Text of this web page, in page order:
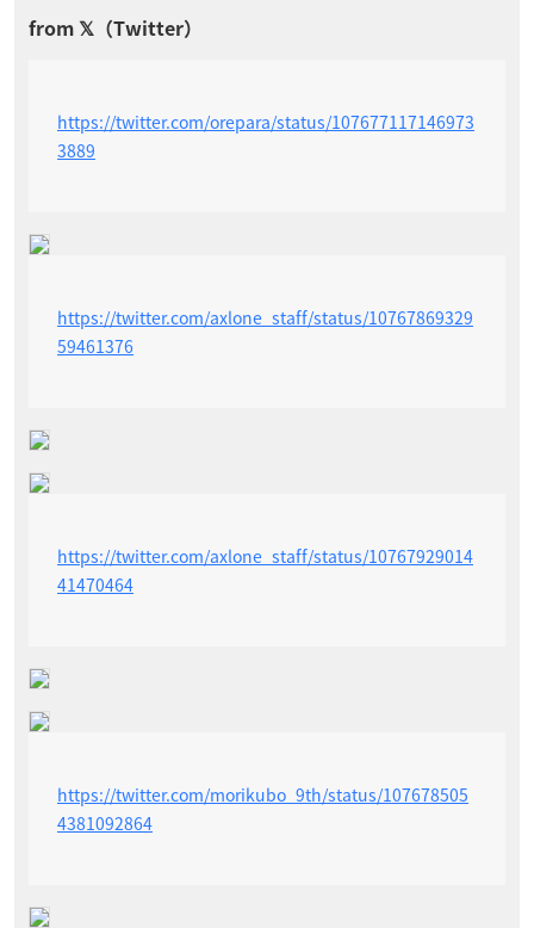
https://twitter.com/orepara/status/107677117146973
3889
https://twitter.com/axlone_staff/status/10767869329
59461376
https://twitter.com/axlone_staff/status/10767929014
41470464
https://twitter.com/morikubo_9th/status/107678505
4381092864